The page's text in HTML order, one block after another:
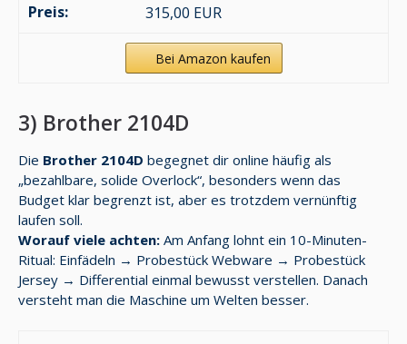
315,00 EUR
Bei Amazon kaufen
3) Brother 2104D
Die Brother 2104D begegnet dir online häufig als
„bezahlbare, solide Overlock“, besonders wenn das
Budget klar begrenzt ist, aber es trotzdem vernünftig
laufen soll.
Worauf viele achten: Am Anfang lohnt ein 10-Minuten-
Ritual: Einfädeln → Probestück Webware → Probestück
Jersey → Differential einmal bewusst verstellen. Danach
versteht man die Maschine um Welten besser.